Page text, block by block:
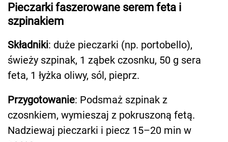
Pieczarki faszerowane serem feta i
szpinakiem
Składniki: duże pieczarki (np. portobello),
świeży szpinak, 1 ząbek czosnku, 50 g sera
feta, 1 łyżka oliwy, sól, pieprz.
Przygotowanie: Podsmaż szpinak z
czosnkiem, wymieszaj z pokruszoną fetą.
Nadziewaj pieczarki i piecz 15–20 min w